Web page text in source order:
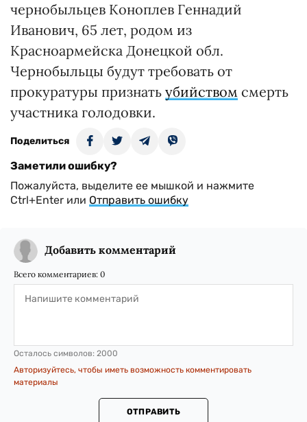
чернобыльцев Коноплев Геннадий
Иванович, 65 лет, родом из
Красноармейска Донецкой обл.
Чернобыльцы будут требовать от
прокуратуры признать убийством смерть
участника голодовки.
Поделиться
Заметили ошибку?
Пожалуйста, выделите ее мышкой и нажмите
Ctrl+Enter или Отправить ошибку
Добавить комментарий
Всего комментариев: 0
Осталось символов: 2000
Авторизуйтесь, чтобы иметь возможность комментировать
материалы
ОТПРАВИТЬ